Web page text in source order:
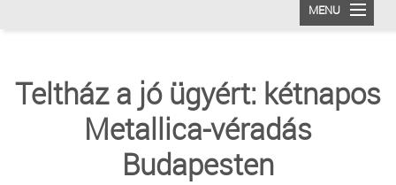
MENU
VÉRADÁS
TRANSZFUZIOLÓGIA
Teltház a jó ügyért: kétnapos
Metallica-véradás
Budapesten